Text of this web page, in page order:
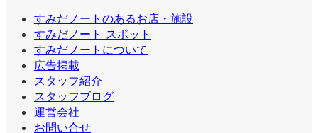
すみだノートのあるお店・施設
すみだノート スポット
すみだノートについて
広告掲載
スタッフ紹介
スタッフブログ
運営会社
お問い合せ